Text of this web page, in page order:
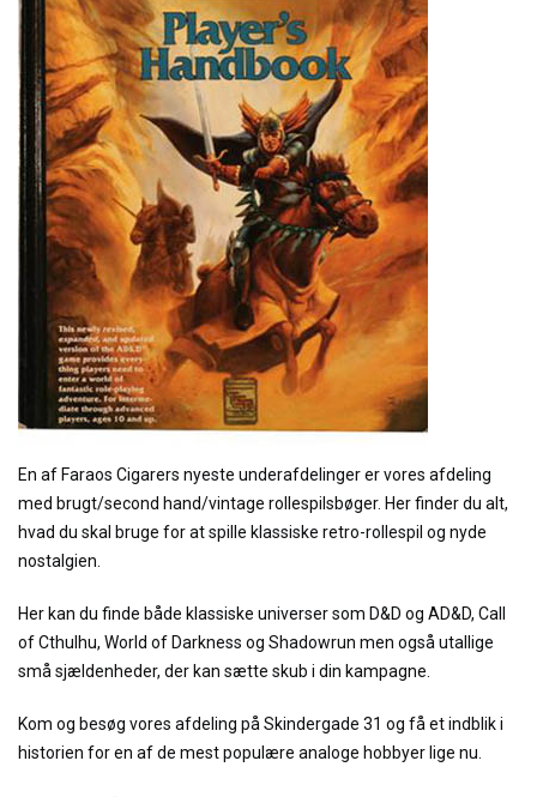
En af Faraos Cigarers nyeste underafdelinger er vores afdeling
med brugt/second hand/vintage rollespilsbøger. Her finder du alt,
hvad du skal bruge for at spille klassiske retro-rollespil og nyde
nostalgien.
Her kan du finde både klassiske universer som D&D og AD&D, Call
of Cthulhu, World of Darkness og Shadowrun men også utallige
små sjældenheder, der kan sætte skub i din kampagne.
Kom og besøg vores afdeling på Skindergade 31 og få et indblik i
historien for en af de mest populære analoge hobbyer lige nu.